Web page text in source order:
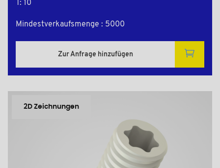
T: 10
Mindestverkaufsmenge : 5000
Zur Anfrage hinzufügen
2D Zeichnungen